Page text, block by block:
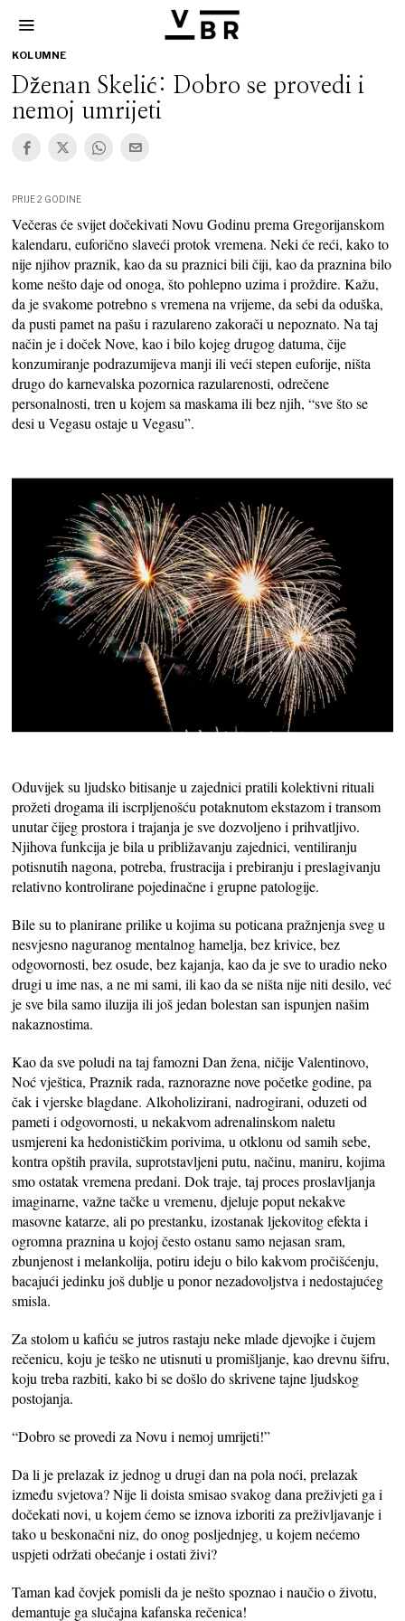
KOLUMNE
Dženan Skelić: Dobro se provedi i
nemoj umrijeti
PRIJE 2 GODINE
Večeras će svijet dočekivati Novu Godinu prema Gregorijanskom
kalendaru, euforično slaveći protok vremena. Neki će reći, kako to
nije njihov praznik, kao da su praznici bili čiji, kao da praznina bilo
kome nešto daje od onoga, što pohlepno uzima i proždire. Kažu,
da je svakome potrebno s vremena na vrijeme, da sebi da oduška,
da pusti pamet na pašu i razulareno zakorači u nepoznato. Na taj
način je i doček Nove, kao i bilo kojeg drugog datuma, čije
konzumiranje podrazumijeva manji ili veći stepen euforije, ništa
drugo do karnevalska pozornica razularenosti, odrečene
personalnosti, tren u kojem sa maskama ili bez njih, “sve što se
desi u Vegasu ostaje u Vegasu”.
Oduvijek su ljudsko bitisanje u zajednici pratili kolektivni rituali
prožeti drogama ili iscrpljenošću potaknutom ekstazom i transom
unutar čijeg prostora i trajanja je sve dozvoljeno i prihvatljivo.
Njihova funkcija je bila u približavanju zajednici, ventiliranju
potisnutih nagona, potreba, frustracija i prebiranju i preslagivanju
relativno kontrolirane pojedinačne i grupne patologije.
Bile su to planirane prilike u kojima su poticana pražnjenja sveg u
nesvjesno naguranog mentalnog hamelja, bez krivice, bez
odgovornosti, bez osude, bez kajanja, kao da je sve to uradio neko
drugi u ime nas, a ne mi sami, ili kao da se ništa nije niti desilo, već
je sve bila samo iluzija ili još jedan bolestan san ispunjen našim
nakaznostima.
Kao da sve poludi na taj famozni Dan žena, ničije Valentinovo,
Noć vještica, Praznik rada, raznorazne nove početke godine, pa
čak i vjerske blagdane. Alkoholizirani, nadrogirani, oduzeti od
pameti i odgovornosti, u nekakvom adrenalinskom naletu
usmjereni ka hedonističkim porivima, u otklonu od samih sebe,
kontra opštih pravila, suprotstavljeni putu, načinu, maniru, kojima
smo ostatak vremena predani. Dok traje, taj proces proslavljanja
imaginarne, važne tačke u vremenu, djeluje poput nekakve
masovne katarze, ali po prestanku, izostanak ljekovitog efekta i
ogromna praznina u kojoj često ostanu samo nejasan sram,
zbunjenost i melankolija, potiru ideju o bilo kakvom pročišćenju,
bacajući jedinku još dublje u ponor nezadovoljstva i nedostajućeg
smisla.
Za stolom u kafiću se jutros rastaju neke mlade djevojke i čujem
rečenicu, koju je teško ne utisnuti u promišljanje, kao drevnu šifru,
koju treba razbiti, kako bi se došlo do skrivene tajne ljudskog
postojanja.
“Dobro se provedi za Novu i nemoj umrijeti!”
Da li je prelazak iz jednog u drugi dan na pola noći, prelazak
između svjetova? Nije li doista smisao svakog dana preživjeti ga i
dočekati novi, u kojem ćemo se iznova izboriti za preživljavanje i
tako u beskonačni niz, do onog posljednjeg, u kojem nećemo
uspjeti održati obećanje i ostati živi?
Taman kad čovjek pomisli da je nešto spoznao i naučio o životu,
demantuje ga slučajna kafanska rečenica!